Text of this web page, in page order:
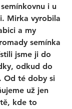
i u
Mirka vyrobila
a my
semínka
jsme ji do
odkud do
Od té doby si
už jen
kde to